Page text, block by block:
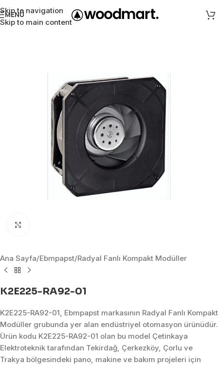
Skip to navigation
Skip to main content
MENÜ
Ana Sayfa/Ebmpapst/Radyal Fanlı Kompakt Modüller
K2E225-RA92-01
K2E225-RA92-01, Ebmpapst markasının Radyal Fanlı Kompakt
Modüller grubunda yer alan endüstriyel otomasyon ürünüdür.
Ürün kodu K2E225-RA92-01 olan bu model Çetinkaya
Elektroteknik tarafından Tekirdağ, Çerkezköy, Çorlu ve
Trakya bölgesindeki pano, makine ve bakım projeleri için